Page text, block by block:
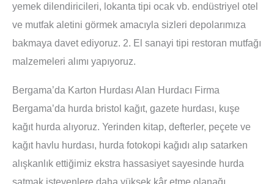
yemek dilendiricileri, lokanta tipi ocak vb. endüstriyel otel
ve mutfak aletini görmek amacıyla sizleri depolarımıza
bakmaya davet ediyoruz. 2. El sanayi tipi restoran mutfağı
malzemeleri alımı yapıyoruz.
Bergama’da Karton Hurdası Alan Hurdacı Firma
Bergama’da hurda bristol kağıt, gazete hurdası, kuşe
kağıt hurda alıyoruz. Yerinden kitap, defterler, peçete ve
kağıt havlu hurdası, hurda fotokopi kağıdı alıp satarken
alışkanlık ettiğimiz ekstra hassasiyet sayesinde hurda
satmak isteyenlere daha yüksek kâr etme olanağı